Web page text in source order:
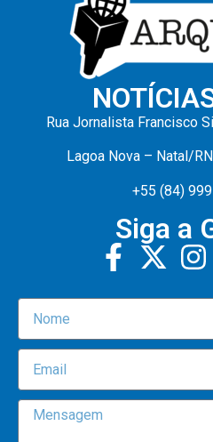
Rua Jornalista Francisco
Lagoa Nova – Natal/
+55 (84)
Siga a